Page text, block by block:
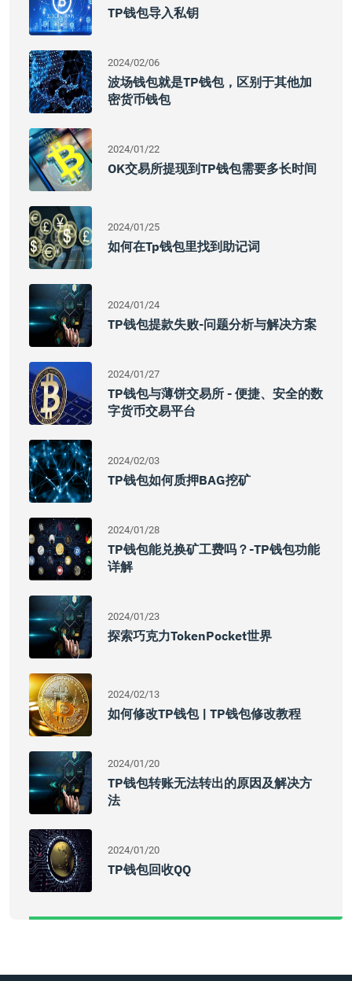
TP钱包导入私钥
2024/02/06
波场钱包就是TP钱包，区别于其他加
密货币钱包
2024/01/22
OK交易所提现到TP钱包需要多长时间
2024/01/25
如何在tp钱包里找到助记词
2024/01/24
TP钱包提款失败-问题分析与解决方案
2024/01/27
TP钱包与薄饼交易所 - 便捷、安全的数
字货币交易平台
2024/02/03
TP钱包如何质押BAG挖矿
2024/01/28
TP钱包能兑换矿工费吗？-TP钱包功能
详解
2024/01/23
探索巧克力TokenPocket世界
2024/02/13
如何修改TP钱包 | TP钱包修改教程
2024/01/20
TP钱包转账无法转出的原因及解决方
法
2024/01/20
TP钱包回收QQ